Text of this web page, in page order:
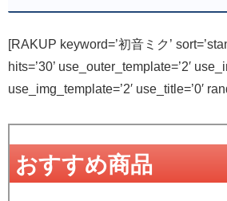
[RAKUP keyword=’初音ミク’
hits=’30’ use_outer_template=’2′
use_img_template=’2′ use_title=’0′